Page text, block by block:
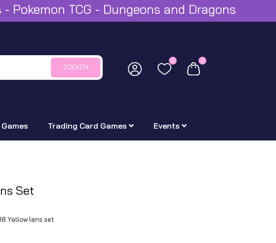
Pokemon TCG - Dungeons and Dragons
ZOEKEN
0 0
Trading Card Games Events
Set
Yellow lens set